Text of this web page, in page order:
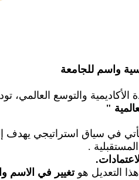
واسم للجامعة
الأكاديمية والتوسع
"
يأتي في سياق استراتيجي
.
التعديل هوتغيير في الاسم